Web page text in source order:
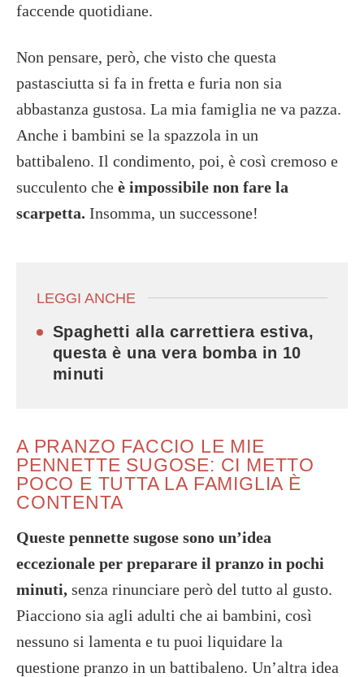
faccende quotidiane.
Non pensare, però, che visto che questa
pastasciutta si fa in fretta e furia non sia
abbastanza gustosa. La mia famiglia ne va pazza.
Anche i bambini se la spazzola in un
battibaleno. Il condimento, poi, è così cremoso e
succulento che è impossibile non fare la
scarpetta. Insomma, un successone!
LEGGI ANCHE
Spaghetti alla carrettiera estiva,
questa è una vera bomba in 10
minuti
A PRANZO FACCIO LE MIE
PENNETTE SUGOSE: CI METTO
POCO E TUTTA LA FAMIGLIA È
CONTENTA
Queste pennette sugose sono un’idea
eccezionale per preparare il pranzo in pochi
minuti, senza rinunciare però del tutto al gusto.
Piacciono sia agli adulti che ai bambini, così
nessuno si lamenta e tu puoi liquidare la
questione pranzo in un battibaleno. Un’altra idea